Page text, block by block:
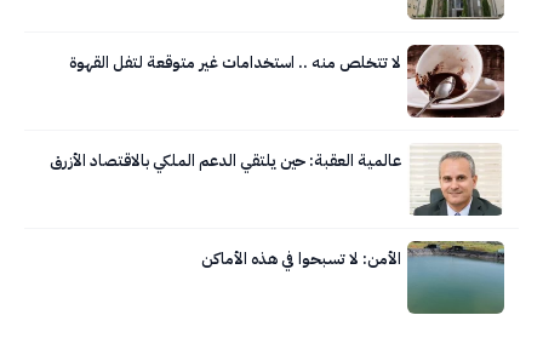
لا تتخلص منه .. استخدامات غير متوقعة لتفل القهوة
عالمية العقبة: حين يلتقي الدعم الملكي بالاقتصاد الأزرق
الأمن: لا تسبحوا في هذه الأماكن